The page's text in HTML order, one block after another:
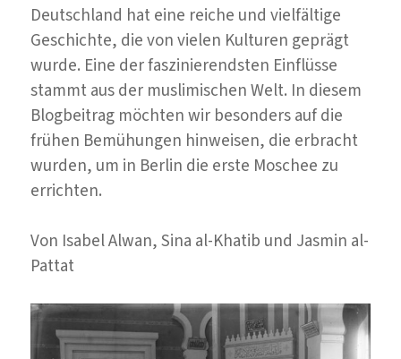
Partei
Ägyptens
nationaler
Sozialist
wurde
Deutschland hat eine reiche und vielfältige
Geschichte, die von vielen Kulturen geprägt
wurde. Eine der faszinierendsten Einflüsse
stammt aus der muslimischen Welt. In diesem
Blogbeitrag möchten wir besonders auf die
frühen Bemühungen hinweisen, die erbracht
wurden, um in Berlin die erste Moschee zu
errichten.
Von Isabel Alwan, Sina al-Khatib und Jasmin al-
Pattat